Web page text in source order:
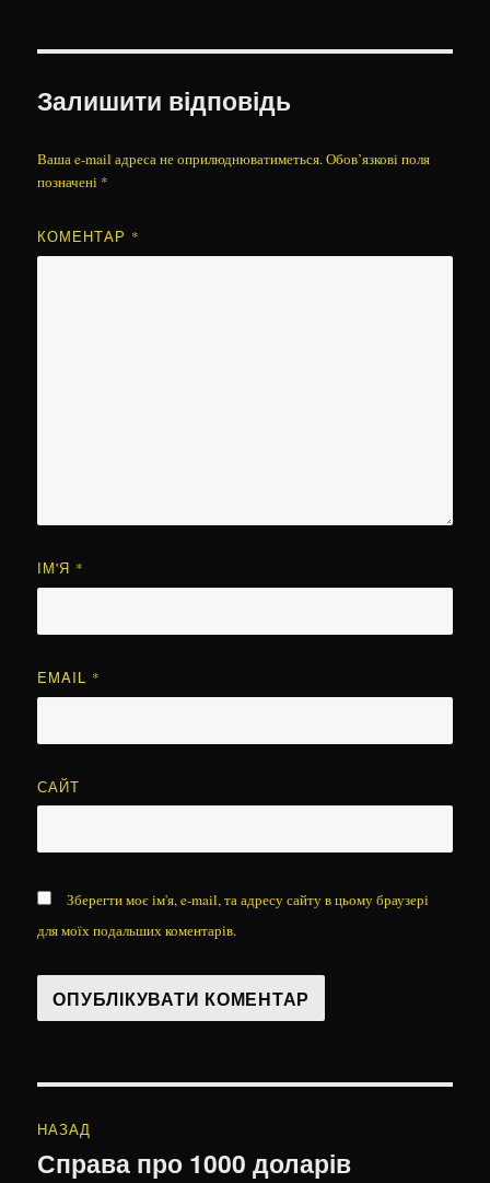
Залишити відповідь
Ваша e-mail адреса не оприлюднюватиметься.Обов’язкові поля
позначені *
КОМЕНТАР *
ІМ'Я *
EMAIL *
САЙТ
Зберегти моє ім'я, e-mail, та адресу сайту в цьому браузері
для моїх подальших коментарів.
записів
НАЗАД
Попередній
Справа про 1000 доларів